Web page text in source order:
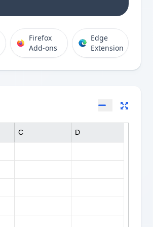
Firefox
Add-ons
Edge
Extension
C D